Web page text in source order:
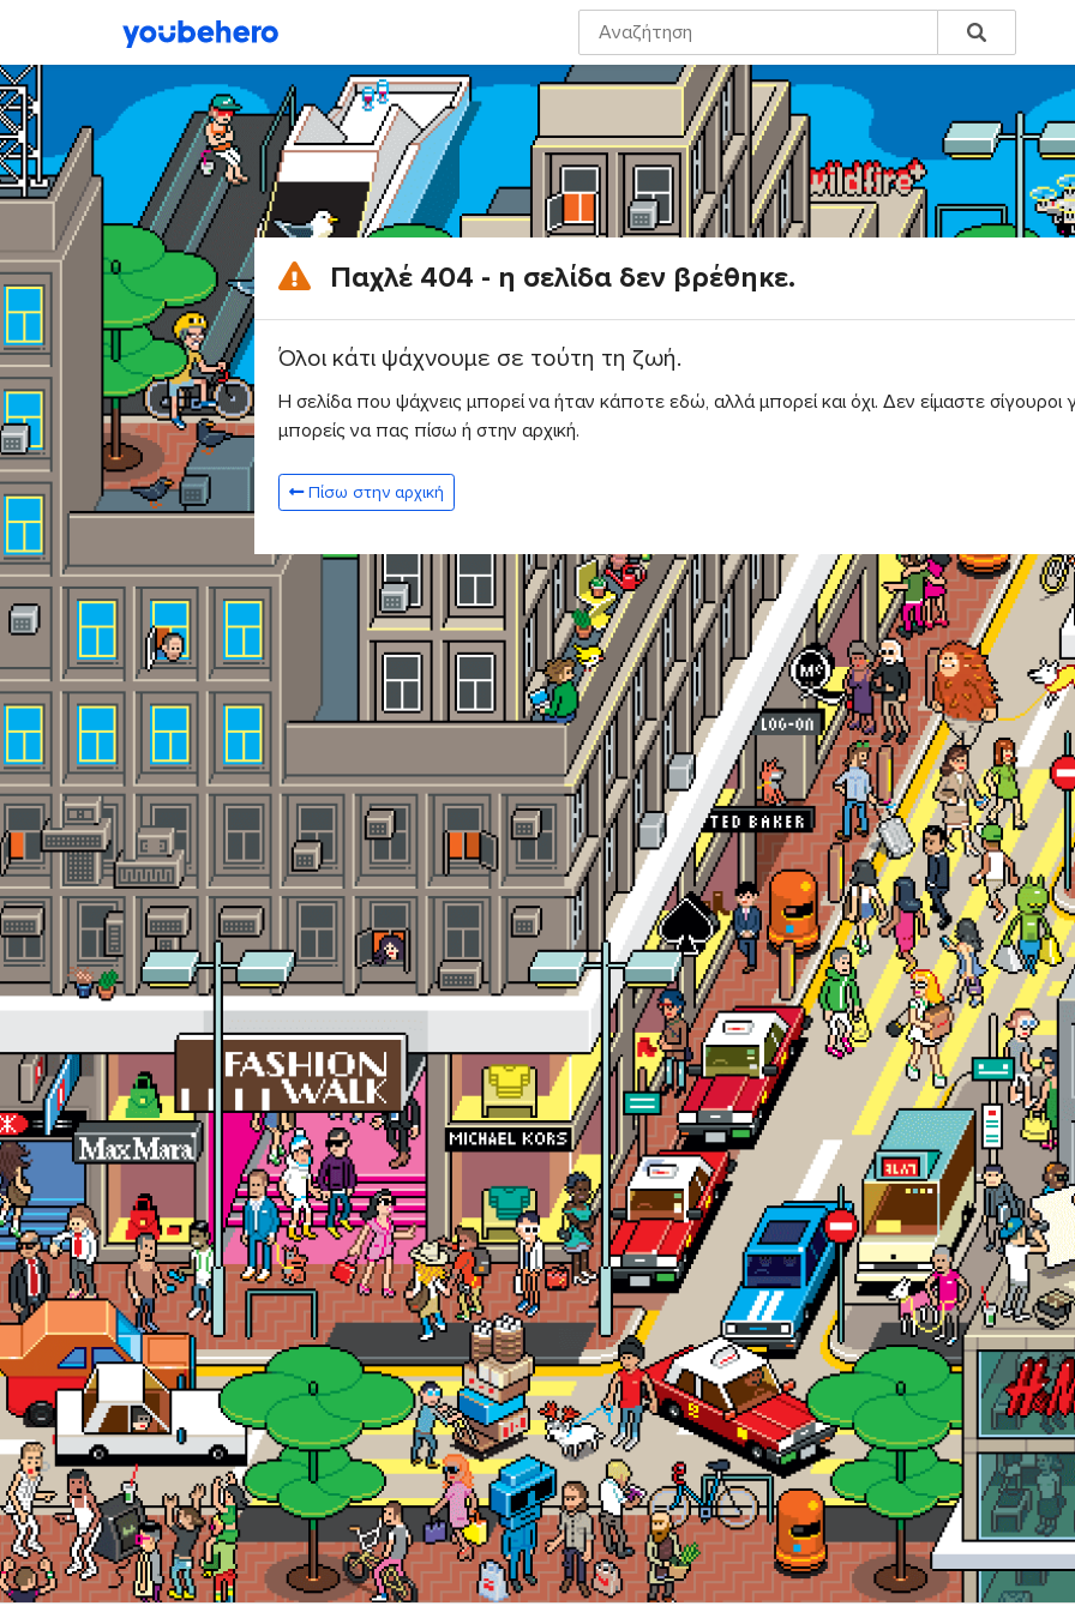
Παχλέ 404 - η σελίδα δεν βρέθηκε.
Όλοι κάτι ψάχνουμε σε τούτη τη ζωή.
Η σελίδα που ψάχνεις μπορεί να ήταν κάποτε εδώ, αλλά μπορεί και όχι. Δεν είμαστε
μπορείς να πας πίσω ή στην αρχική.
Πίσω στην αρχική